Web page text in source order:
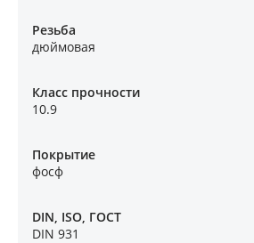
Резьба
дюймовая
Класс прочности
10.9
Покрытие
фосф
DIN, ISO, ГОСТ
DIN 931